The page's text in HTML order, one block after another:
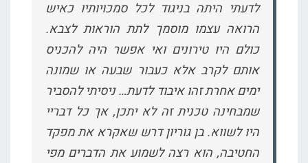
לדעתי היתה בניגוד לכל סמכויותיו כאיש
הרואה עצמו מוסמך לתת הוראות לצבא.
כולם היו טירונים ואי אפשר היה להכניס
אותם לקרב אלא כעבור שבעה או שמונה
ימים אחרת זהו איבוד לדעת… ניסיתי להסביר
שמבחינה טכנית זה לא יתכן, אך כל דבריי
היו לשווא. בן גוריון דרש שאקרא את מפקד
החטיבה, הוא רצה לשמוע את הדברים מפי